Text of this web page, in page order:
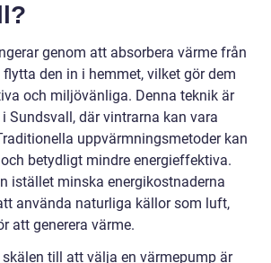
genom att absorbera värme från
den in i hemmet, vilket gör dem
och miljövänliga. Denna teknik är
Sundsvall, där vintrarna kan vara
uppvärmningsmetoder kan
betydligt mindre energieffektiva.
istället minska energikostnaderna
använda naturliga källor som luft,
att generera värme.
till att välja en värmepump är